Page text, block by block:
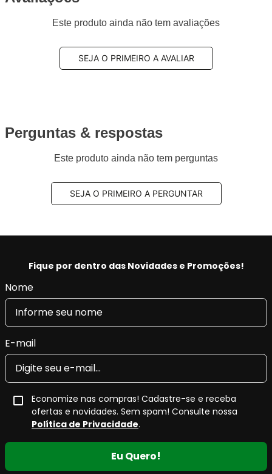
Este produto ainda não tem avaliações
SEJA O PRIMEIRO A AVALIAR
Perguntas & respostas
Este produto ainda não tem perguntas
SEJA O PRIMEIRO A PERGUNTAR
Fique por dentro das Novidades e Promoções!
Nome
E-mail
Economize nas compras! Cadastre-se e receba
ofertas e novidades. Sem spam! Consulte nossa
Política de Privacidade.
Eu Quero!